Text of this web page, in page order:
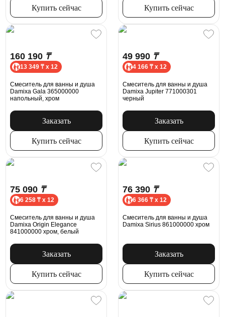
Купить сейчас Купить сейчас
160 190 ₸
13 349 ₸ x 12
Смеситель для ванны и душа
Damixa Gala 365000000
напольный, хром
Заказать
Купить сейчас
49 990 ₸
4 166 ₸ x 12
Смеситель для ванны и душа
Damixa Jupiter 771000301
черный
Заказать
Купить сейчас
75 090 ₸
6 258 ₸ x 12
Смеситель для ванны и душа
Damixa Origin Elegance
841000000 хром, белый
Заказать
Купить сейчас
76 390 ₸
6 366 ₸ x 12
Смеситель для ванны и душа
Damixa Sirius 861000000 хром
Заказать
Купить сейчас